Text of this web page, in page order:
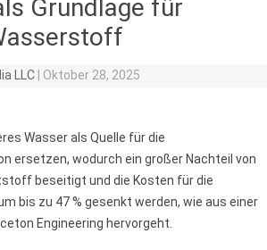
Grundlage für
LLC Oktober 28, 2025
Wasser als Quelle für die
ersetzen, wodurch ein großer Nachteil von
beseitigt und die Kosten für die
bis zu 47 % gesenkt werden, wie aus einer
Engineering hervorgeht.